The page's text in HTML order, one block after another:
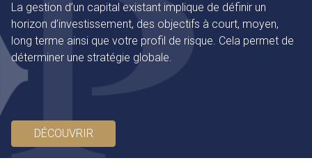
La gestion d’un capital existant implique de définir un
horizon d’investissement, des objectifs à court, moyen,
long terme ainsi que votre profil de risque. Cela permet de
déterminer une stratégie globale.
DÉCOUVRIR